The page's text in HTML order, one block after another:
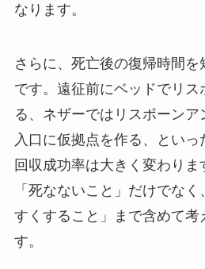
なります。
さらに、死亡後の復帰時間
です。遠征前にベッドでリス
る、ネザーではリスポーン
入口に仮拠点を作る、とい
回収成功率は大きく変わり
「死なないこと」だけでな
すくすること」まで含めて考
す。